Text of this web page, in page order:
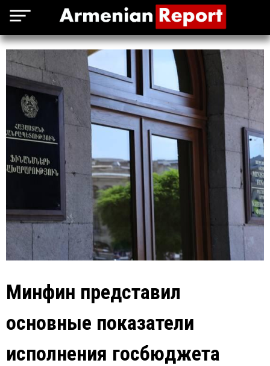
Минфин представил
основные показатели
исполнения госбюджета